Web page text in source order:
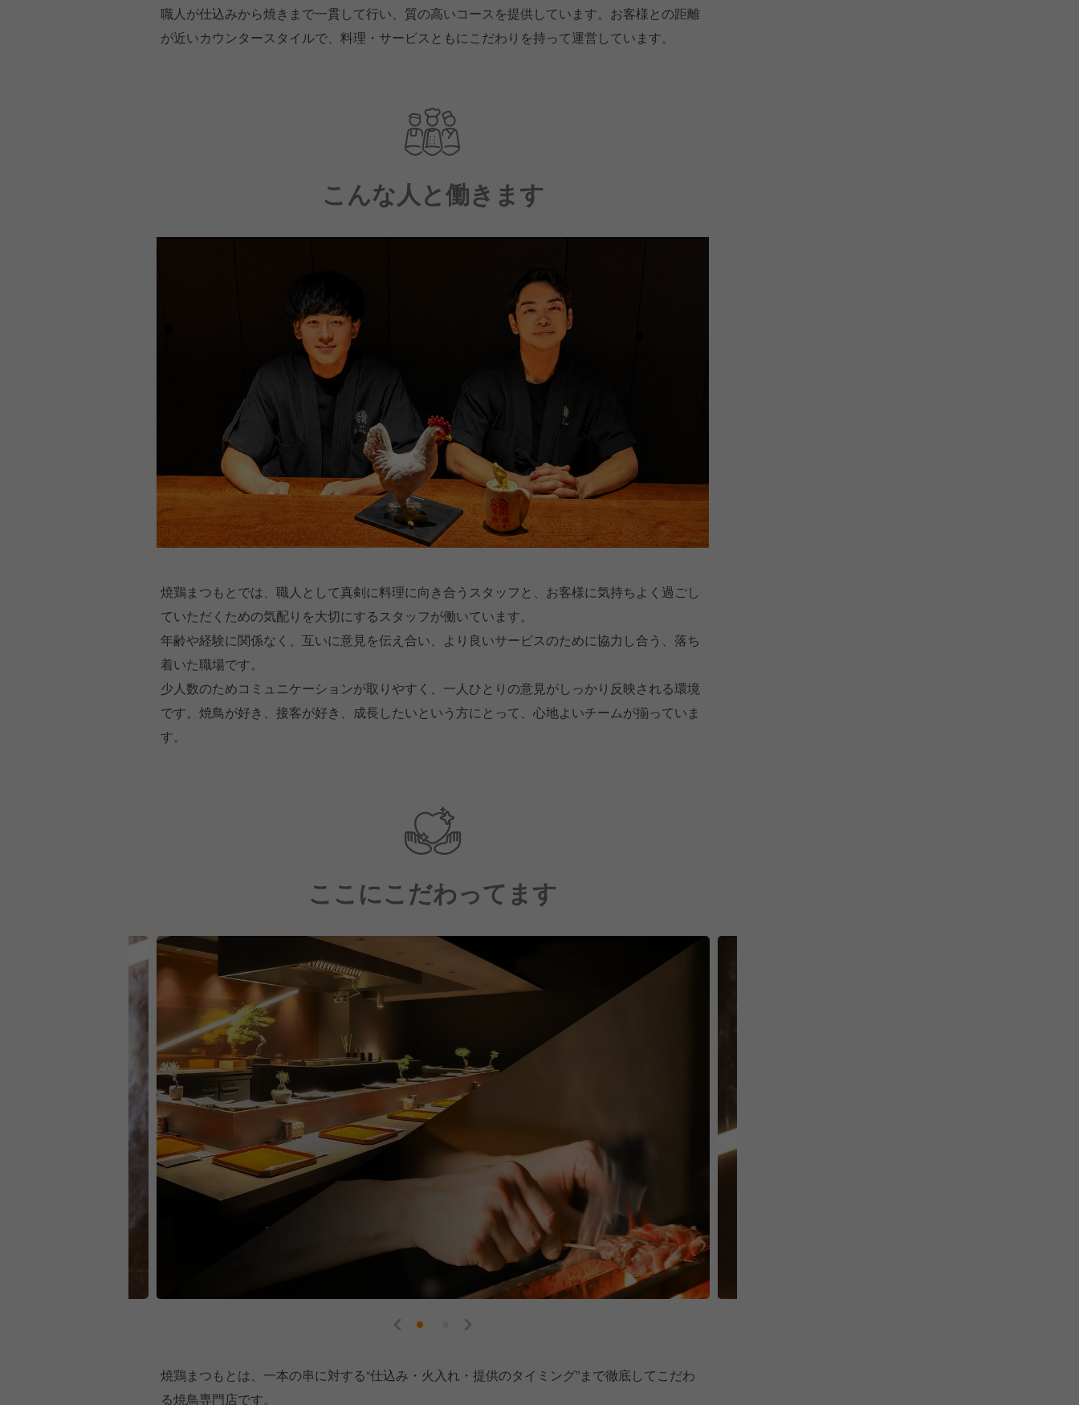
職人が仕込みから焼きまで一貫して行い、質の高いコースを提供しています。お客様との距離
が近いカウンタースタイルで、料理・サービスともにこだわりを持って運営しています。
こんな人と働きます
焼鶏まつもとでは、職人として真剣に料理に向き合うスタッフと、お客様に気持ちよく過ごし
ていただくための気配りを大切にするスタッフが働いています。
年齢や経験に関係なく、互いに意見を伝え合い、より良いサービスのために協力し合う、落ち
着いた職場です。
少人数のためコミュニケーションが取りやすく、一人ひとりの意見がしっかり反映される環境
です。焼鳥が好き、接客が好き、成長したいという方にとって、心地よいチームが揃っていま
す。
ここにこだわってます
焼鶏まつもとは、一本の串に対する“仕込み・火入れ・提供のタイミング”まで徹底してこだわ
る焼鳥専門店です。